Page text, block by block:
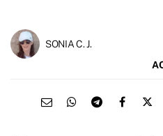
SONIA C. J.